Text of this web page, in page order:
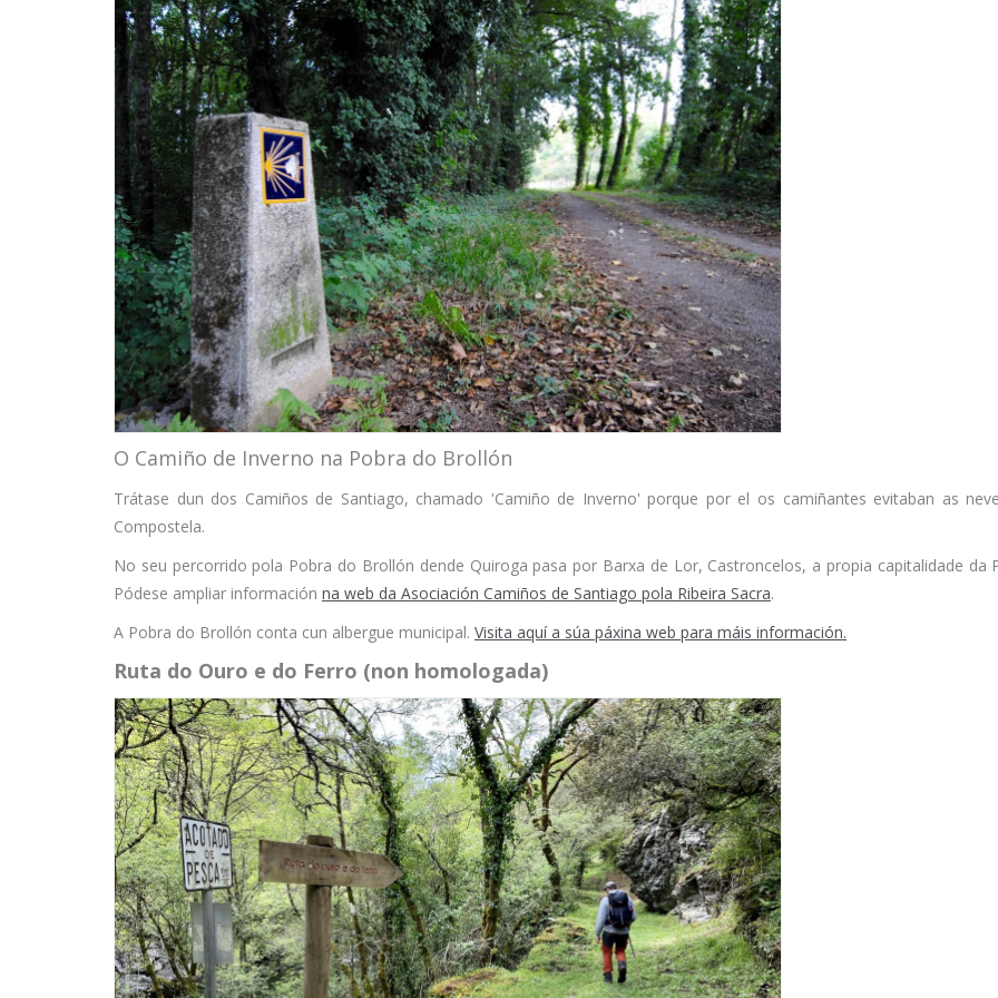
O Camiño de Inverno na Pobra do Brollón
Trátase dun dos Camiños de Santiago, chamado 'Camiño de Inverno' porque por el os camiñantes evitaban as
Compostela.
No seu percorrido pola Pobra do Brollón dende Quiroga pasa por Barxa de Lor, Castroncelos, a propia capitalidade
Pódese ampliar información na web da Asociación Camiños de Santiago pola Ribeira Sacra.
A Pobra do Brollón conta cun albergue municipal. Visita aquí a súa páxina web para máis información.
Ruta do Ouro e do Ferro (non homologada)